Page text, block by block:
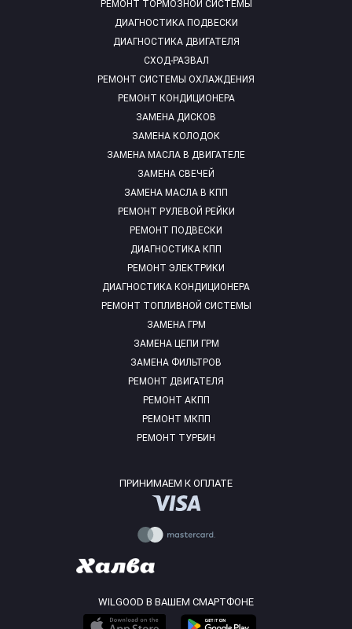
РЕМОНТ ТОРМОЗНОЙ СИСТЕМЫ
ДИАГНОСТИКА ПОДВЕСКИ
ДИАГНОСТИКА ДВИГАТЕЛЯ
СХОД-РАЗВАЛ
РЕМОНТ СИСТЕМЫ ОХЛАЖДЕНИЯ
РЕМОНТ КОНДИЦИОНЕРА
ЗАМЕНА ДИСКОВ
ЗАМЕНА КОЛОДОК
ЗАМЕНА МАСЛА В ДВИГАТЕЛЕ
ЗАМЕНА СВЕЧЕЙ
ЗАМЕНА МАСЛА В КПП
РЕМОНТ РУЛЕВОЙ РЕЙКИ
РЕМОНТ ПОДВЕСКИ
ДИАГНОСТИКА КПП
РЕМОНТ ЭЛЕКТРИКИ
ДИАГНОСТИКА КОНДИЦИОНЕРА
РЕМОНТ ТОПЛИВНОЙ СИСТЕМЫ
ЗАМЕНА ГРМ
ЗАМЕНА ЦЕПИ ГРМ
ЗАМЕНА ФИЛЬТРОВ
РЕМОНТ ДВИГАТЕЛЯ
РЕМОНТ АКПП
РЕМОНТ МКПП
РЕМОНТ ТУРБИН
ПРИНИМАЕМ К ОПЛАТЕ
WILGOOD В ВАШЕМ СМАРТФОНЕ